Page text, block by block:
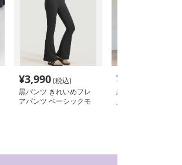
¥3,990(税込)
黒パンツ きれいめフレ
アパンツ ベーシックモ
¥
黒パンツ ウエストゴ